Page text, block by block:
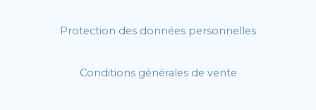
Protection des données personnelles
Conditions générales de vente